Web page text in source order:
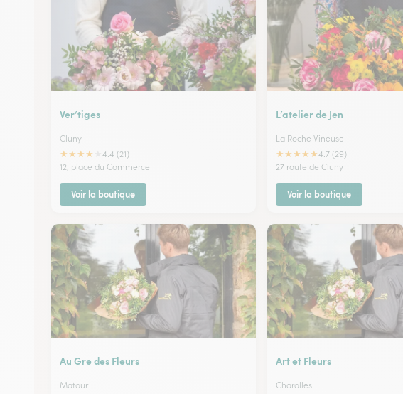
Ver’tiges
Cluny
★★★★
4.4 (21)
12, place du Commerce
Voir la boutique
L’atelier de Jen
La Roche Vineuse
★★★★★4.7 (29)
27 route de Cluny
Voir la boutique
Au Gre des Fleurs
Matour
Art et Fleurs
Charolles